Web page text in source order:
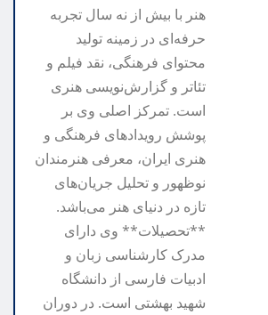
هنر با بیش از نه سال تجربه
حرفه‌ای در زمینه تولید
محتوای فرهنگی، نقد فیلم و
تئاتر و گزارش‌نویسی هنری
است. تمرکز اصلی وی بر
پوشش رویدادهای فرهنگی و
هنری ایران، معرفی هنرمندان
نوظهور و تحلیل جریان‌های
تازه در دنیای هنر می‌باشد.
**تحصیلات** وی دارای
مدرک کارشناسی زبان و
ادبیات فارسی از دانشگاه
شهید بهشتی است. در دوران